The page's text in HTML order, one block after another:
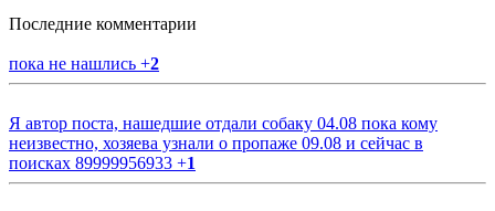
Последние комментарии
пока не нашлись +2
Я автор поста, нашедшие отдали собаку 04.08 пока кому
неизвестно, хозяева узнали о пропаже 09.08 и сейчас в
поисках 89999956933 +1